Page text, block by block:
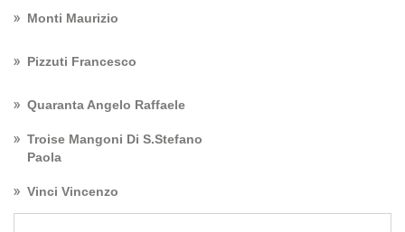
Monti Maurizio
Pizzuti Francesco
Quaranta Angelo Raffaele
Troise Mangoni Di S.Stefano
Paola
Vinci Vincenzo